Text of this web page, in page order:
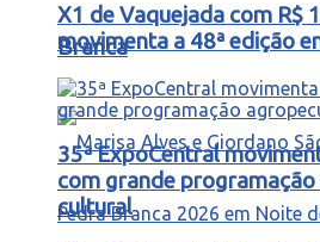
Branca
X1 de Vaquejada com R$
movimenta a 48ª edição
35ª ExpoCentral
com grande
cultural